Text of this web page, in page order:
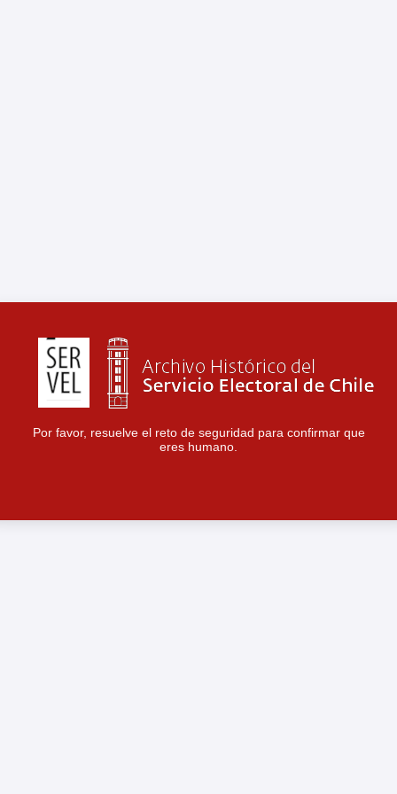
Por favor, resuelve el reto de seguridad para confirmar que
eres humano.